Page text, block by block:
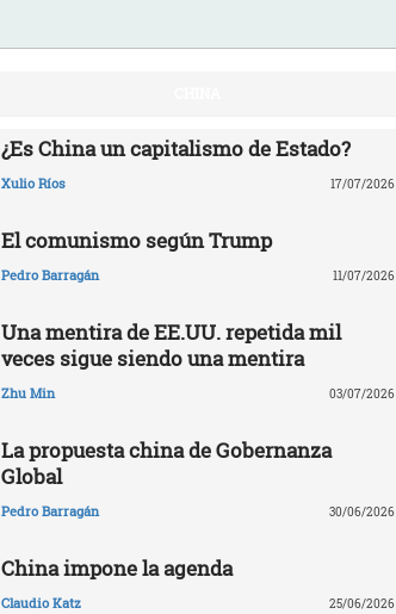
¿Es China un capitalismo de Estado?
Xulio Ríos 17/07/2026
El comunismo según Trump
Pedro Barragán 11/07/2026
Una mentira de EE.UU. repetida mil
veces sigue siendo una mentira
Zhu Min 03/07/2026
La propuesta china de Gobernanza
Global
Pedro Barragán 30/06/2026
China impone la agenda
Claudio Katz 25/06/2026